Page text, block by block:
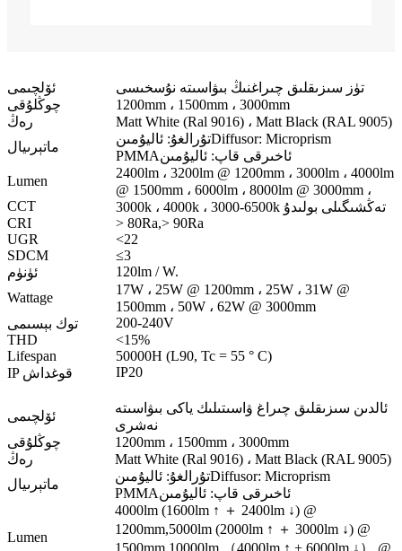
ئۆلچىمى
تۈز سىزىقلىق چىراغنىڭ بىۋاسىتە نۇسخىسى
چوڭلۇقى
1200mm ، 1500mm ، 3000mm
رەڭ
Matt White (Ral 9016) ، Matt Black (RAL 9005)
ماتېرىيال
تۇرالغۇ: ئاليۇمىنDiffusor: Microprism
PMMAئاخىرقى قاپ: ئاليۇمىن
Lumen
2400lm ، 3200lm @ 1200mm ، 3000lm ، 4000lm
@ 1500mm ، 6000lm ، 8000lm @ 3000mm ،
CCT
3000k ، 4000k ، 3000-6500k تەڭشىگىلى بولىدۇ
CRI
> 80Ra,> 90Ra
UGR
<22
SDCM
≤3
ئۈنۈم
120lm / W.
Wattage
17W ، 25W @ 1200mm ، 25W ، 31W @
1500mm ، 50W ، 62W @ 3000mm
توك بېسىمى
200-240V
THD
<15%
Lifespan
50000H (L90, Tc = 55 ° C)
IP قوغداش
IP20
ئۆلچىمى
ئالدىن سىزىقلىق چىراغ ۋاسىتىلىك ياكى بىۋاسىتە
نەشرى
چوڭلۇقى
1200mm ، 1500mm ، 3000mm
رەڭ
Matt White (Ral 9016) ، Matt Black (RAL 9005)
ماتېرىيال
تۇرالغۇ: ئاليۇمىنDiffusor: Microprism
PMMAئاخىرقى قاپ: ئاليۇمىن
Lumen
4000lm (1600lm ↑ ＋ 2400lm ↓) @
1200mm,5000lm (2000lm ↑ ＋ 3000lm ↓) @